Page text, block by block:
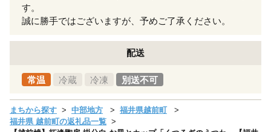
す。
誠に勝手ではございますが、予めご了承ください。
配送
常温 冷蔵 冷凍 別送不可
まちから探す 中部地方
福井県越前町
福井県 越前町の返礼品一覧